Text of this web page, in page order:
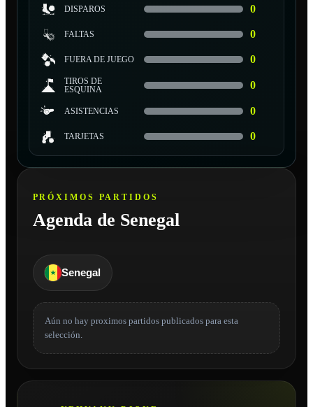
DISPAROS 0
FALTAS 0
FUERA DE JUEGO 0
TIROS DE
ESQUINA
0
ASISTENCIAS 0
TARJETAS 0
PRÓXIMOS PARTIDOS
Agenda de Senegal
Senegal
Aún no hay proximos partidos publicados para esta
selección.